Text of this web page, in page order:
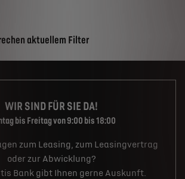
aktuellem Filter
WIR SIND FÜR SIE DA!
bis Freitag von 9:00 bis 18:00
zum Leasing, zum Leasingvertrag
oder zur Abwicklung?
Bank gibt Ihnen gerne Auskunft.